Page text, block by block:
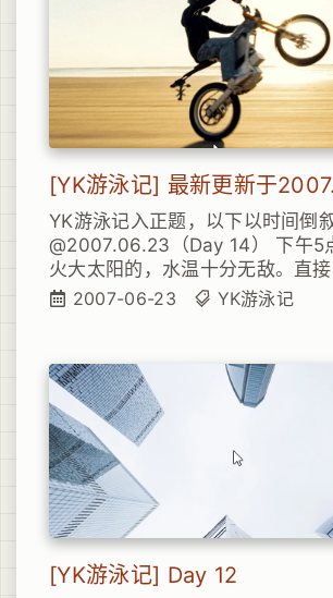
[YK游泳记] 最新更新于
YK游泳记入正题，以下以时间倒
@2007.06.23（Day 14） 下午5点半下水，红
火大太阳的，水温十分无敌。直
泳，不带一点累。今天顺带练习了
手摆臂比较连贯，呼吸也无大问
有少许心理障碍，不敢游玩全程
日子熟练之后再尝试吧，安全第
2007-06-23 YK游泳记
[YK游泳记] Day 12